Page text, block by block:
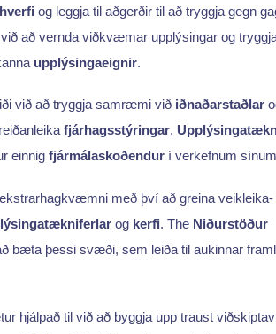
og leggja til aðgerðir til að tryggja gegn
að vernda viðkvæmar upplýsingar og
upplýsingaeignir.
við að tryggja samræmi við iðnaðarstaðlar
fjárhagsstýringar,
einnig fjármálaskoðendurí verkefnum
með því að greina veikleika-
og kerfi. The Niðurstöður
bæta þessi svæði, sem leiða til aukinnar
hjálpað til við að byggja upp traust